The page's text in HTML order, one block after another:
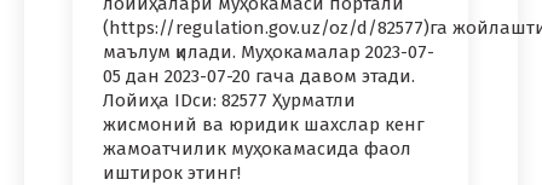
(https://regulation.gov.uz/oz/d/82577)га
маълум қилади. Муҳокамалар 2023-07-
05 дан 2023-07-20 гача давом этади.
Лойиҳа IDси: 82577 Ҳурматли
жисмоний ва юридик шахслар кенг
жамоатчилик муҳокамасида фаол
иштирок этинг!